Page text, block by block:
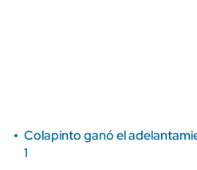
Colapinto ganó el
1